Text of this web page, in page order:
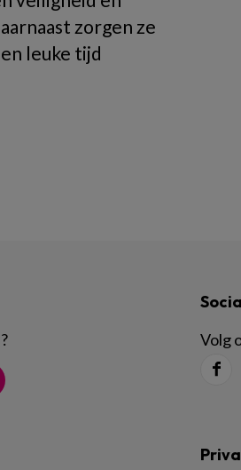
zorgen ze
leuke tijd
? Volg